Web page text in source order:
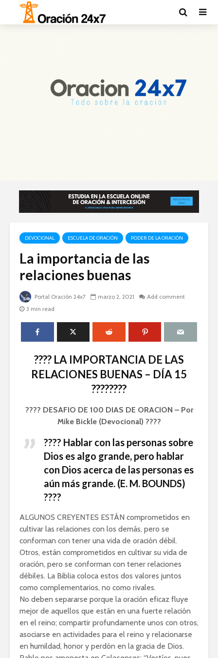
DEVOCIONAL ESCUELA DE ORACIÓN PODER DE LA ORACIÓN
La importancia de las
relaciones buenas
Portal Oración 24x7 marzo 2, 2021
Add comment
3 min read
????️ LA IMPORTANCIA DE LAS
RELACIONES BUENAS – DÍA 15
????????
???? DESAFIO DE 100 DIAS DE ORACION – Por
Mike Bickle (Devocional) ????
???? Hablar con las personas sobre
Dios es algo grande, pero hablar
con Dios acerca de las personas es
aún más grande. (E. M. BOUNDS)
????
ALGUNOS CREYENTES ESTÁN comprometidos en
cultivar las relaciones con los demás, pero se
conforman con tener una vida de oración débil.
Otros, están comprometidos en cultivar su vida de
oración, pero se conforman con tener relaciones
débiles. La Biblia coloca estos dos valores juntos
como complementarios, no como rivales.
No deben separarse porque la oración eficaz fluye
mejor de aquellos que están en una fuerte relación
en el reino; compartir profundamente unos con otros,
asociarse en actividades para el reino y relacionarse
en humildad, honor y perdón en la gracia de Dios.